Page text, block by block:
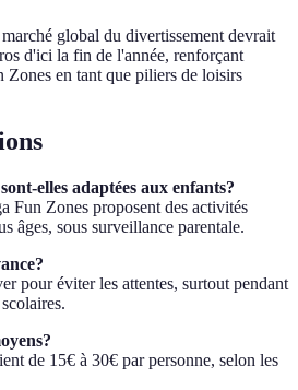
global du divertissement devrait
d'ici la fin de l'année, renforçant
Zones en tant que piliers de loisirs
elles adaptées aux enfants?
Fun Zones proposent des activités
âges, sous surveillance parentale.
pour éviter les attentes, surtout pendant
de 15€ à 30€ par personne, selon les